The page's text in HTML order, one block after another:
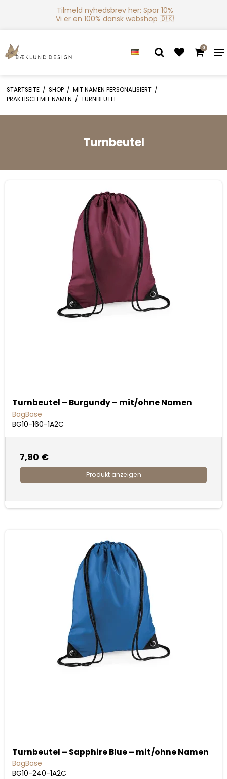
Tilmeld nyhedsbrev her: Spar 10%
Vi er en 100% dansk webshop 🇩🇰
0
STARTSEITE / SHOP / MIT NAMEN PERSONALISIERT /
PRAKTISCH MIT NAMEN / TURNBEUTEL
Turnbeutel
Turnbeutel – Burgundy – mit/ohne Namen
BagBase
BG10-160-1A2C
7,90 €
Produkt anzeigen
Turnbeutel – Sapphire Blue – mit/ohne Namen
BagBase
BG10-240-1A2C